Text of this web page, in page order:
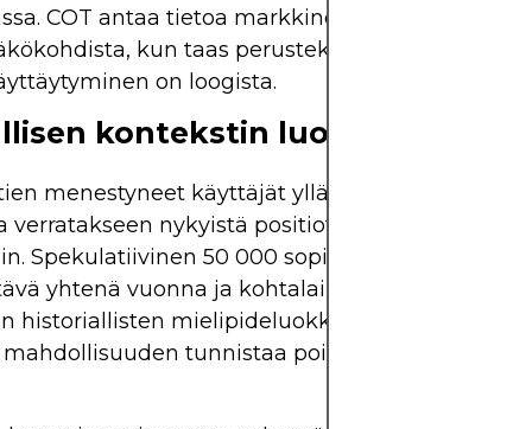
COT antaa tietoa markkinoiden
kun taas perustekijät muokkaavat
on loogista.
kontekstin luominen
menestyneet käyttäjät ylläpitävät
verratakseen nykyistä positiota pitkän aikavälin
Spekulatiivinen 50 000 sopimuksen
yhtenä vuonna ja kohtalainen toisena.
historiallisten mielipideluokkien perusteella
tunnistaa poikkeamat ja toimia